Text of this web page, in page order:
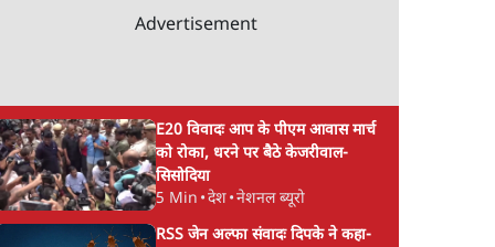
Advertisement
E20 विवादः आप के पीएम आवास मार्च
को रोका, धरने पर बैठे केजरीवाल-
सिसोदिया
5 Min •देश•नेशनल ब्यूरो
RSS जेन अल्फा संवादः दिपके ने कहा-